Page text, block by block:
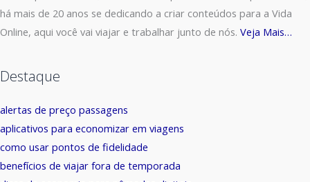
há mais de 20 anos se dedicando a criar conteúdos para a Vida
Online, aqui você vai viajar e trabalhar junto de nós. Veja Mais…
Destaque
alertas de preço passagens
aplicativos para economizar em viagens
como usar pontos de fidelidade
benefícios de viajar fora de temporada